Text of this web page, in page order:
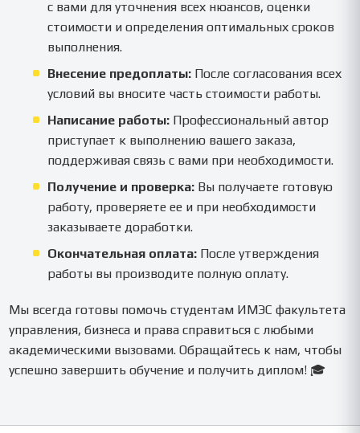
с вами для уточнения всех нюансов, оценки
стоимости и определения оптимальных сроков
выполнения.
Внесение предоплаты: После согласования всех
условий вы вносите часть стоимости работы.
Написание работы: Профессиональный автор
приступает к выполнению вашего заказа,
поддерживая связь с вами при необходимости.
Получение и проверка: Вы получаете готовую
работу, проверяете ее и при необходимости
заказываете доработки.
Окончательная оплата: После утверждения
работы вы производите полную оплату.
Мы всегда готовы помочь студентам ИМЭС факультета
управления, бизнеса и права справиться с любыми
академическими вызовами. Обращайтесь к нам, чтобы
успешно завершить обучение и получить диплом! 🎓